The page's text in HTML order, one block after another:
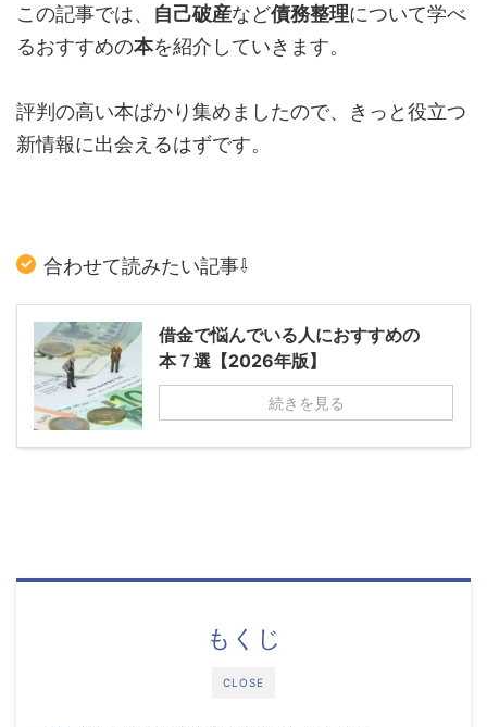
この記事では、 自己破産など債務整理について学べ
るおすすめの本を紹介していきます。
評判の高い本ばかり集めましたので、きっと役立つ
新情報に出会えるはずです。
合わせて読みたい記事⇩
借金で悩んでいる人におすすめの
本７選【2026年版】
続きを見る
CLOSE
もくじ